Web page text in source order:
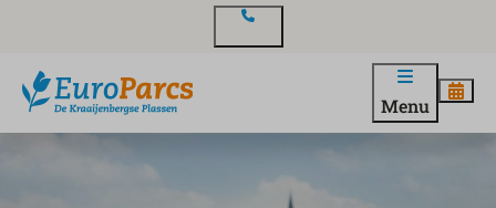
Menu